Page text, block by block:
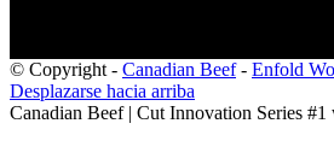
© Copyright - Canadian Beef- Enfold
Desplazarse hacia arriba
Canadian Beef | Cut Innovation Series